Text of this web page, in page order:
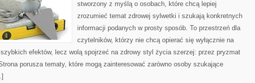
stworzony z myślą o osobach, które chcą lepiej
zrozumieć temat zdrowej sylwetki i szukają konkretnych
informacji podanych w prosty sposób. To przestrzeń dla
czytelników, którzy nie chcą opierać się wyłącznie na
efektów, lecz wolą spojrzeć na zdrowy styl życia szerzej: przez pryzmat
porusza tematy, które mogą zainteresować zarówno osoby szukające